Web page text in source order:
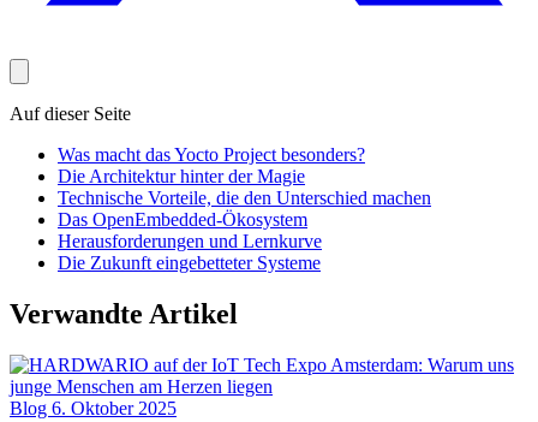
Auf dieser Seite
Was macht das Yocto Project besonders?
Die Architektur hinter der Magie
Technische Vorteile, die den Unterschied machen
Das OpenEmbedded-Ökosystem
Herausforderungen und Lernkurve
Die Zukunft eingebetteter Systeme
Verwandte Artikel
Blog 6. Oktober 2025